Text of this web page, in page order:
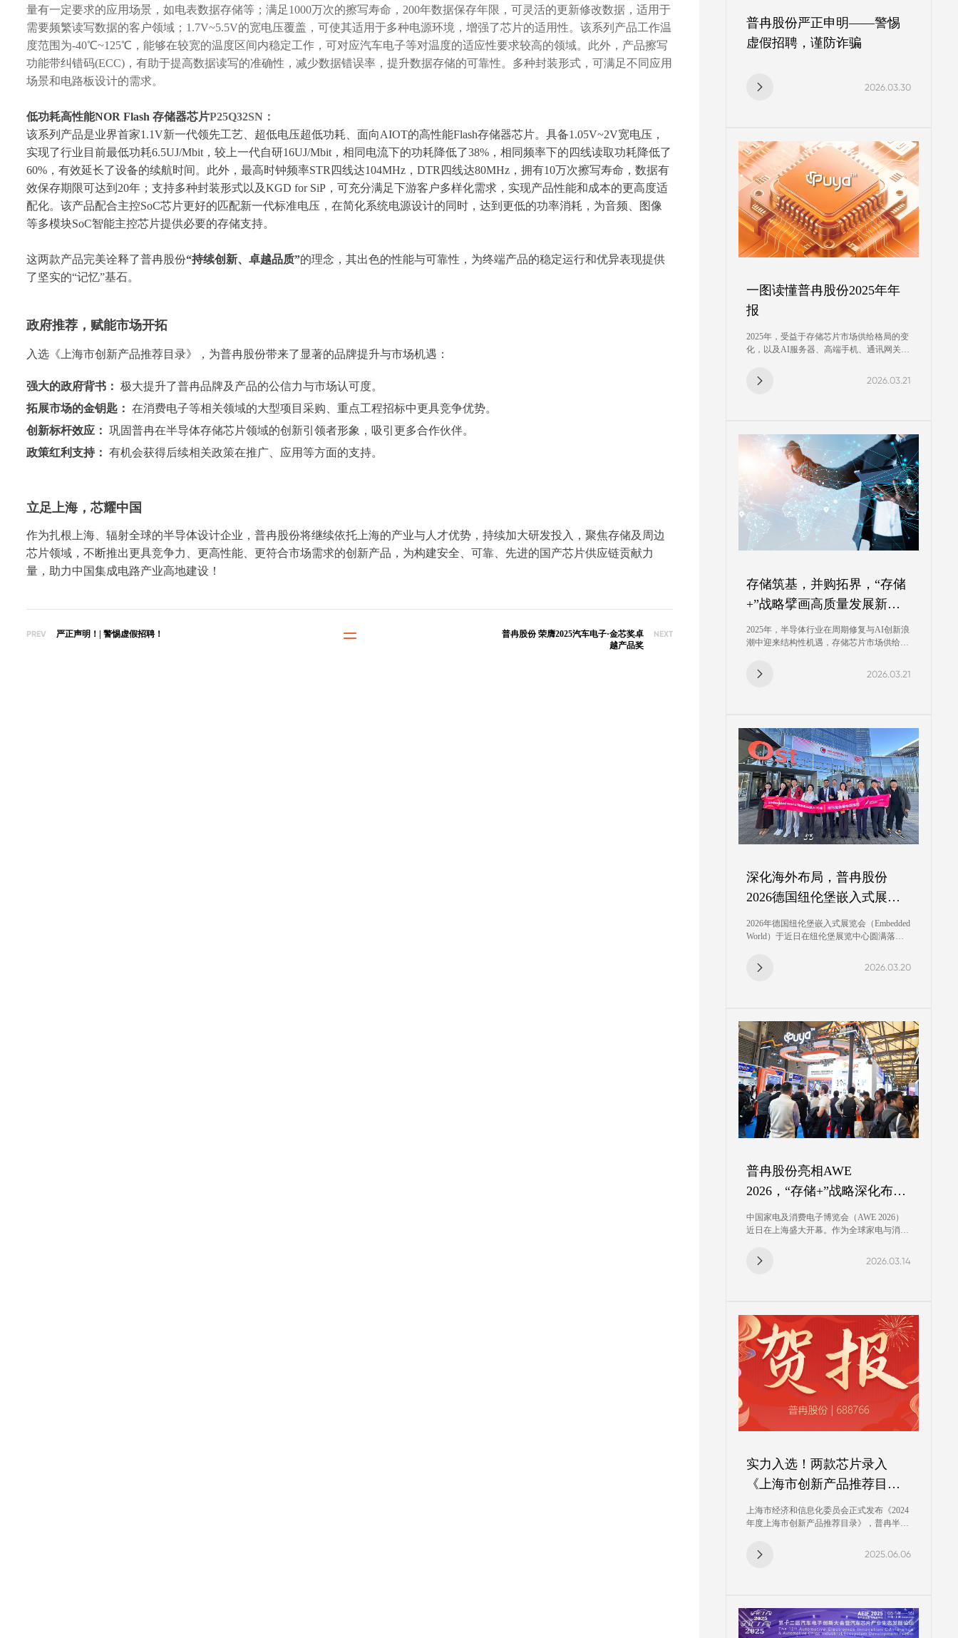
量有一定要求的应用场景，如电表数据存储等；满足1000万次的擦写寿命，200年数据保存年限，可灵活的更新修改数据，适用于
需要频繁读写数据的客户领域；1.7V~5.5V的宽电压覆盖，可使其适用于多种电源环境，增强了芯片的适用性。该系列产品工作温
度范围为-40℃~125℃，能够在较宽的温度区间内稳定工作，可对应汽车电子等对温度的适应性要求较高的领域。此外，产品擦写
功能带纠错码(ECC)，有助于提高数据读写的准确性，减少数据错误率，提升数据存储的可靠性。多种封装形式，可满足不同应用
场景和电路板设计的需求。
低功耗高性能NOR Flash 存储器芯片P25Q32SN：
该系列产品是业界首家1.1V新一代领先工艺、超低电压超低功耗、面向AIOT的高性能Flash存储器芯片。具备1.05V~2V宽电压，
实现了行业目前最低功耗6.5UJ/Mbit，较上一代自研16UJ/Mbit，相同电流下的功耗降低了38%，相同频率下的四线读取功耗降低了
60%，有效延长了设备的续航时间。此外，最高时钟频率STR四线达104MHz，DTR四线达80MHz，拥有10万次擦写寿命，数据有
效保存期限可达到20年；支持多种封装形式以及KGD for SiP，可充分满足下游客户多样化需求，实现产品性能和成本的更高度适
配化。该产品配合主控SoC芯片更好的匹配新一代标准电压，在简化系统电源设计的同时，达到更低的功率消耗，为音频、图像
等多模块SoC智能主控芯片提供必要的存储支持。
这两款产品完美诠释了普冉股份“持续创新、 卓越品质”的理念，其出色的性能与可靠性，为终端产品的稳定运行和优异表现提供
了坚实的“记忆”基石。
政府推荐，赋能市场开拓
入选《上海市创新产品推荐目录》，为普冉股份带来了显著的品牌提升与市场机遇：
强大的政府背书： 极大提升了普冉品牌及产品的公信力与市场认可度。
拓展市场的金钥匙： 在消费电子等相关领域的大型项目采购、重点工程招标中更具竞争优势。
创新标杆效应： 巩固普冉在半导体存储芯片领域的创新引领者形象，吸引更多合作伙伴。
政策红利支持： 有机会获得后续相关政策在推广、应用等方面的支持。
立足上海，芯耀中国
作为扎根上海、辐射全球的半导体设计企业，普冉股份将继续依托上海的产业与人才优势，持续加大研发投入，聚焦存储及周边
芯片领域，不断推出更具竞争力、更高性能、更符合市场需求的创新产品，为构建安全、可靠、先进的国产芯片供应链贡献力
量，助力中国集成电路产业高地建设！
PREV 严正声明！| 警惕虚假招聘！ NEXT
普冉股份 荣膺2025汽车电子·金芯奖卓
越产品奖
普冉股份严正申明——警惕
虚假招聘，谨防诈骗
2026.03.30
一图读懂普冉股份2025年年
报
2025年，受益于存储芯片市场供给格局的变
化，以及AI服务器、高端手机、通讯网关等
积极拓展市场份额，同时抓住市场供需缺口
所带来的产品导入机会，营业收入规模及出
2026.03.21
存储筑基，并购拓界，“存储
+”战略擘画高质量发展新蓝
图
2025年，半导体行业在周期修复与AI创新浪
潮中迎来结构性机遇，存储芯片市场供给格
入23.20亿元，较上年同期增加28.62%，实
2026.03.21
深化海外布局，普冉股份
2026德国纽伦堡嵌入式展会
圆满落幕
2026年德国纽伦堡嵌入式展览会（Embedded
World）于近日在纽伦堡展览中心圆满落下
（以下简称“普冉股份”）携 NOR Flash、
EEPROM、MCU等明星产品精彩亮相，向
定决心。
2026.03.20
普冉股份亮相AWE
2026，“存储+”战略深化布局
高性能MCU产品线
中国家电及消费电子博览会（AWE 2026）
近日在上海盛大开幕。作为全球家电与消费
全面展示了家电产业向"全屋智能"与"深度
家电及白电核心供应链，以技术实力赋能行
业升级。
2026.03.14
实力入选！两款芯片录入
《上海市创新产品推荐目
录》
上海市经济和信息化委员会正式发布《2024
年度上海市创新产品推荐目录》，普冉半导
688766）两款核心芯片产品——低功耗高性
力，获得了上海市政府的高度认可！
2025.06.06